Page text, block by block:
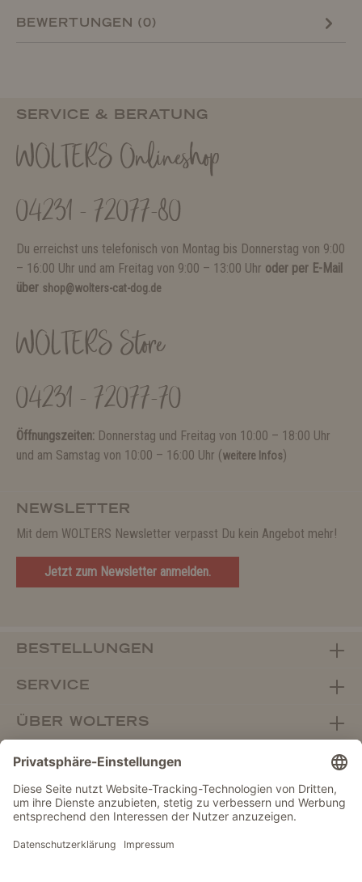
BEWERTUNGEN (0)
SERVICE & BERATUNG
WOLTERS Onlineshop
04231 - 72077-80
Du erreichst uns telefonisch von Montag bis Donnerstag von 9:00
– 16:00 Uhr und am Freitag von 9:00 – 13:00 Uhr oder per E-Mail
über shop@wolters-cat-dog.de
WOLTERS Store
04231 - 72077-70
Öffnungszeiten: Donnerstag und Freitag von 10:00 – 18:00 Uhr
und am Samstag von 10:00 – 16:00 Uhr (weitere Infos)
NEWSLETTER
Mit dem WOLTERS Newsletter verpasst Du kein Angebot mehr!
Jetzt zum Newsletter anmelden.
BESTELLUNGEN
SERVICE
ÜBER WOLTERS
FACHHANDEL
Vertrag widerrufen